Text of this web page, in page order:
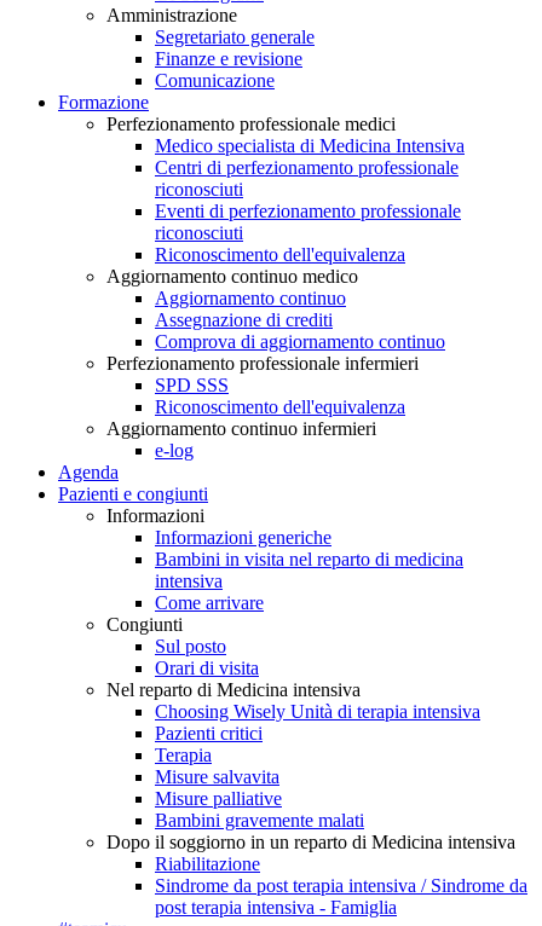
Amministrazione
Segretariato generale
Finanze e revisione
Comunicazione
Formazione
Perfezionamento professionale medici
Medico specialista di Medicina Intensiva
Centri di perfezionamento professionale
riconosciuti
Eventi di perfezionamento professionale
riconosciuti
Riconoscimento dell'equivalenza
Aggiornamento continuo medico
Aggiornamento continuo
Assegnazione di crediti
Comprova di aggiornamento continuo
Perfezionamento professionale infermieri
SPD SSS
Riconoscimento dell'equivalenza
Aggiornamento continuo infermieri
e-log
Agenda
Pazienti e congiunti
Informazioni
Informazioni generiche
Bambini in visita nel reparto di medicina
intensiva
Come arrivare
Congiunti
Sul posto
Orari di visita
Nel reparto di Medicina intensiva
Choosing Wisely Unità di terapia intensiva
Pazienti critici
Terapia
Misure salvavita
Misure palliative
Bambini gravemente malati
Dopo il soggiorno in un reparto di Medicina intensiva
Riabilitazione
Sindrome da post terapia intensiva / Sindrome da
post terapia intensiva - Famiglia